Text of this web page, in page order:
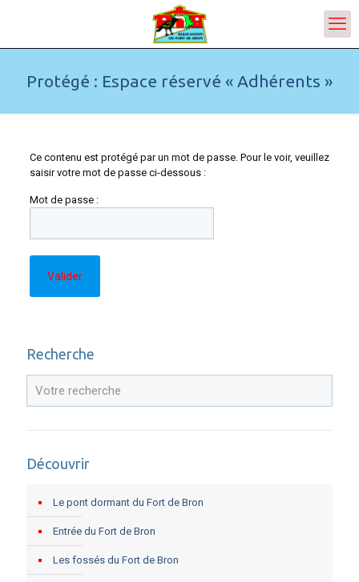
Protégé : Espace réservé « Adhérents »
Ce contenu est protégé par un mot de passe. Pour le voir, veuillez
saisir votre mot de passe ci-dessous :
Mot de passe :
Recherche
Découvrir
Le pont dormant du Fort de Bron
Entrée du Fort de Bron
Les fossés du Fort de Bron